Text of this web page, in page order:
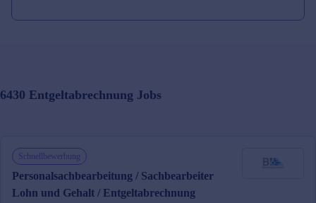
6430 Entgeltabrechnung Jobs
Schnellbewerbung
Personalsachbearbeitung / Sachbearbeiter
Lohn und Gehalt / Entgeltabrechnung